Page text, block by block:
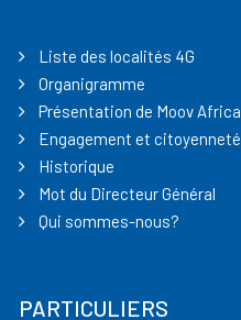
Liste des localités 4G
Organigramme
Présentation de Moov Africa
Engagement et citoyenneté
Historique
Mot du Directeur Général
Qui sommes-nous?
PARTICULIERS